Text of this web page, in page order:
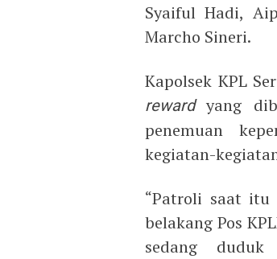
Syaiful Hadi,
Marcho Sineri.
Kapolsek KPL
rewardyang
penemuan
kegiatan-
“Patroli saat
belakang Pos
sedang